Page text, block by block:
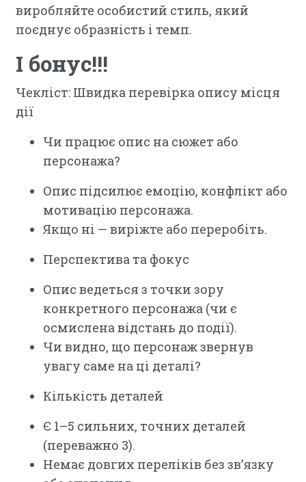
виробляйте особистий стиль, який
поєднує образність і темп.
І бонус!!!
Чекліст: Швидка перевірка опису місця
дії
Чи працює опис на сюжет або
персонажа?
Опис підсилює емоцію, конфлікт або
мотивацію персонажа.
Якщо ні — виріжте або переробіть.
Перспектива та фокус
Опис ведеться з точки зору
конкретного персонажа (чи є
осмислена відстань до події).
Чи видно, що персонаж звернув
увагу саме на ці деталі?
Кількість деталей
Є 1–5 сильних, точних деталей
(переважно 3).
Немає довгих переліків без зв’язку